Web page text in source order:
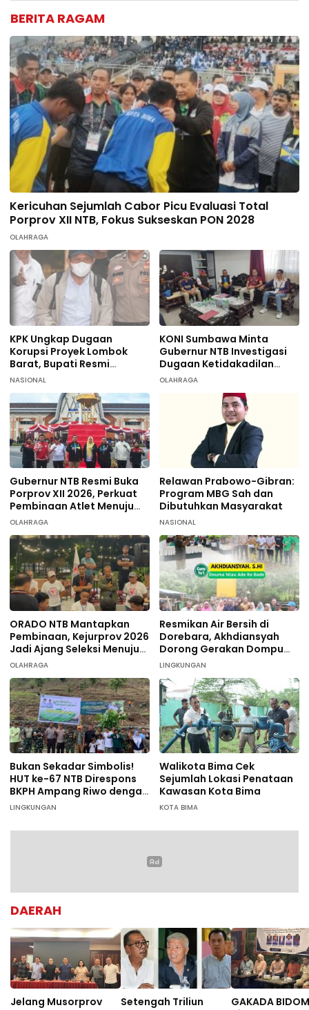
BERITA RAGAM
Kericuhan Sejumlah Cabor Picu Evaluasi Total
Porprov XII NTB, Fokus Sukseskan PON 2028
OLAHRAGA
KPK Ungkap Dugaan
Korupsi Proyek Lombok
Barat, Bupati Resmi
Tersangka
NASIONAL
KONI Sumbawa Minta
Gubernur NTB Investigasi
Dugaan Ketidakadilan
terhadap 9 Atlet
OLAHRAGA
Gubernur NTB Resmi Buka
Porprov XII 2026, Perkuat
Pembinaan Atlet Menuju
PON 2028
OLAHRAGA
Relawan Prabowo-Gibran:
Program MBG Sah dan
Dibutuhkan Masyarakat
NASIONAL
ORADO NTB Mantapkan
Pembinaan, Kejurprov 2026
Jadi Ajang Seleksi Menuju
Nasional
OLAHRAGA
Resmikan Air Bersih di
Dorebara, Akhdiansyah
Dorong Gerakan Dompu
Hijau
LINGKUNGAN
Bukan Sekadar Simbolis!
HUT ke-67 NTB Direspons
BKPH Ampang Riwo dengan
Aksi Tanam Pohon Massal
LINGKUNGAN
Walikota Bima Cek
Sejumlah Lokasi Penataan
Kawasan Kota Bima
KOTA BIMA
DAERAH
Jelang Musorprov
Setengah Triliun
GAKADA BIDOM